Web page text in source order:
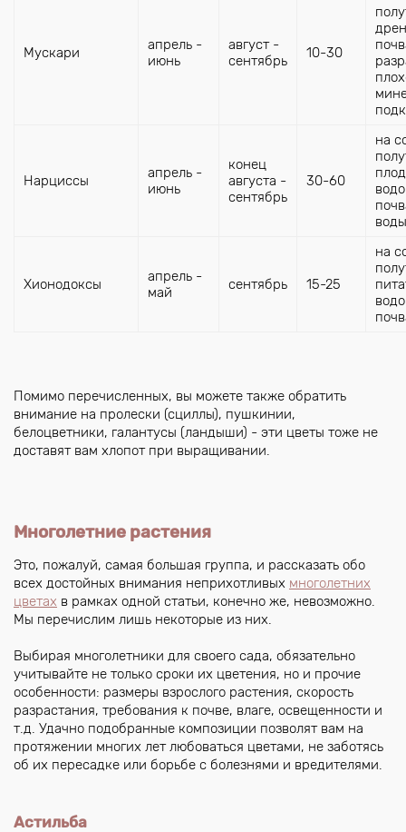
Мускари
апрель -
июнь
август -
сентябрь
10-30
Нарциссы
апрель -
июнь
конец
августа -
сентябрь
30-60
на
воды
Хионодоксы
апрель -
май
сентябрь 15-25
на
Помимо перечисленных, вы можете также обратить
внимание на пролески (сциллы), пушкинии,
белоцветники, галантусы (ландыши) - эти цветы тоже не
доставят вам хлопот при выращивании.
Многолетние растения
Это, пожалуй, самая большая группа, и рассказать обо
всех достойных внимания неприхотливых многолетних
цветах в рамках одной статьи, конечно же, невозможно.
Мы перечислим лишь некоторые из них.
Выбирая многолетники для своего сада, обязательно
учитывайте не только сроки их цветения, но и прочие
особенности: размеры взрослого растения, скорость
разрастания, требования к почве, влаге, освещенности и
т.д. Удачно подобранные композиции позволят вам на
протяжении многих лет любоваться цветами, не заботясь
об их пересадке или борьбе с болезнями и вредителями.
Астильба